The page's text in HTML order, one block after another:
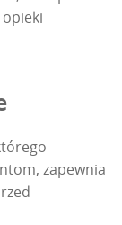
zapewnia